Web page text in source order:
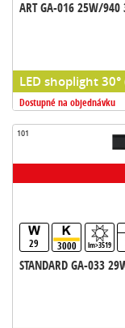
ART GA-016 25W/940
LED shoplight
Dostupné na objednávku
101
29 3000 lm>3519
STANDARD GA-033